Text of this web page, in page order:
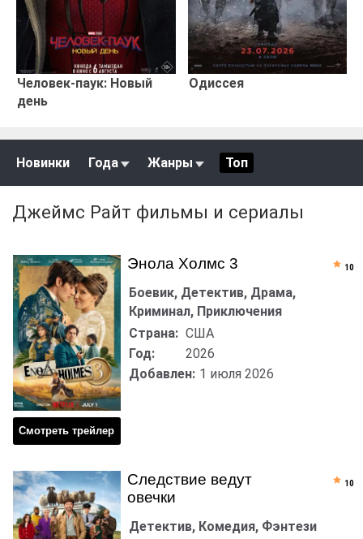
Человек-паук: Новый
день
Одиссея
Новинки Года Жанры Топ
Джеймс Райт фильмы и сериалы
Энола Холмс 3
Смотреть трейлер
Боевик, Детектив, Драма,
Криминал, Приключения
Страна: США
Год:
2026
Добавлен: 1 июля 2026
10
Следствие ведут
овечки
Детектив, Комедия, Фэнтези
10